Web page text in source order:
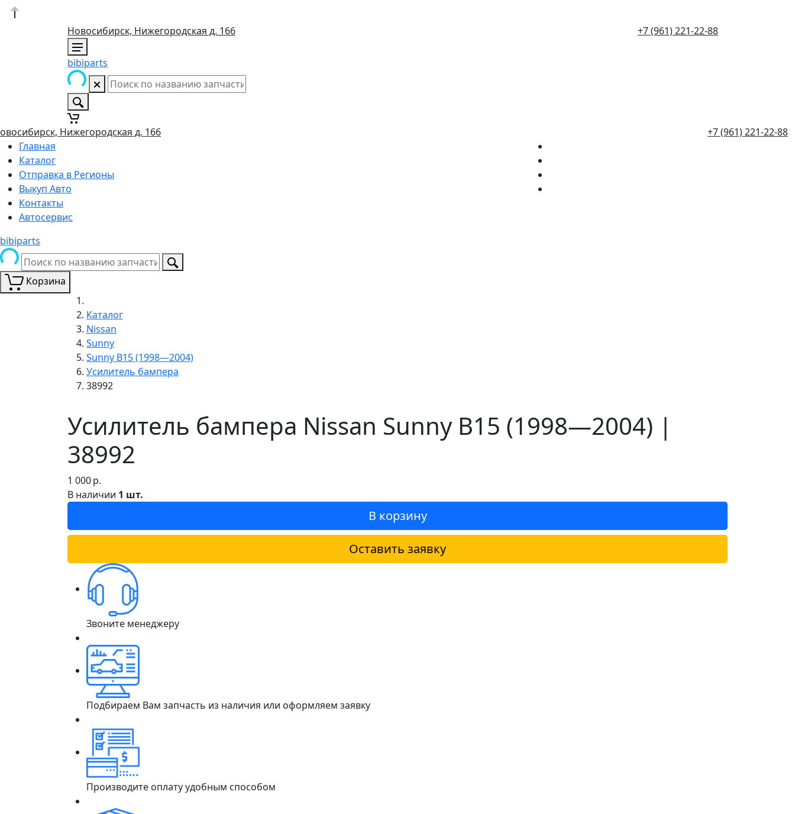
Новосибирск, Нижегородская д. 166 +7 (961) 221-22-88
bibiparts
Нижегородская д. 166
+7 (961) 221-22-88
Главная
Каталог
Отправка в Регионы
Выкуп Авто
Контакты
Автосервис
bibiparts
Корзина
Каталог
Nissan
Sunny
Sunny B15 (1998—2004)
Усилитель бампера
38992
Усилитель бампера Nissan Sunny B15 (1998—2004) |
38992
1 000р.
В наличии 1 шт.
В корзину
Оставить заявку
Звоните менеджеру
Подбираем Вам запчасть из наличия или оформляем заявку
Производите оплату удобным способом